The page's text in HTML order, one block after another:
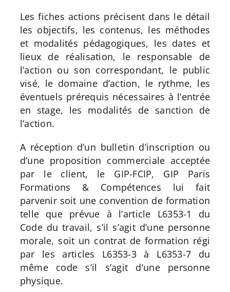
Les fiches actions précisent dans le détail
les objectifs, les contenus, les méthodes
et modalités pédagogiques, les dates et
lieux de réalisation, le responsable de
l’action ou son correspondant, le public
visé, le domaine d’action, le rythme, les
éventuels prérequis nécessaires à l’entrée
en stage, les modalités de sanction de
l’action.
A réception d’un bulletin d’inscription ou
d’une proposition commerciale acceptée
par le client, le GIP-FCIP, GIP Paris
Formations & Compétences lui fait
parvenir soit une convention de formation
telle que prévue à l’article L6353-1 du
Code du travail, s’il s’agit d’une personne
morale, soit un contrat de formation régi
par les articles L6353-3 à L6353-7 du
même code s’il s’agit d’une personne
physique.